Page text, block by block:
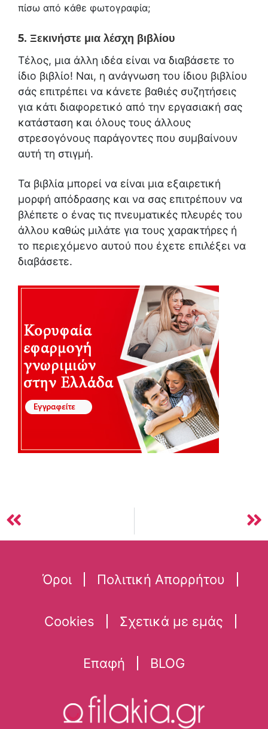
πίσω από κάθε φωτογραφία;
5. Ξεκινήστε μια λέσχη βιβλίου
Τέλος, μια άλλη ιδέα είναι να διαβάσετε το
ίδιο βιβλίο! Ναι, η ανάγνωση του ίδιου βιβλίου
σάς επιτρέπει να κάνετε βαθιές συζητήσεις
για κάτι διαφορετικό από την εργασιακή σας
κατάσταση και όλους τους άλλους
στρεσογόνους παράγοντες που συμβαίνουν
αυτή τη στιγμή.
Τα βιβλία μπορεί να είναι μια εξαιρετική
μορφή απόδρασης και να σας επιτρέπουν να
βλέπετε ο ένας τις πνευματικές πλευρές του
άλλου καθώς μιλάτε για τους χαρακτήρες ή
το περιεχόμενο αυτού που έχετε επιλέξει να
διαβάσετε.
Όροι Πολιτική Απορρήτου
Cookies Σχετικά με εμάς
Επαφή BLOG